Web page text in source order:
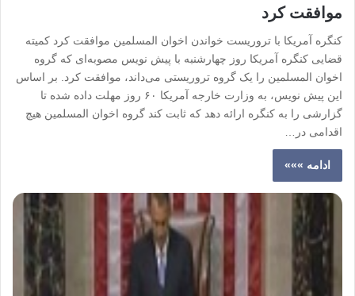
موافقت کرد
کنگره آمریکا با تروریست خواندن اخوان المسلمین موافقت کرد کمیته
قضایی کنگره آمریکا روز چهارشنبه با پیش نویس مصوبه‌ای که گروه
اخوان المسلمین را یک گروه تروریستی می‌داند، موافقت کرد. بر اساس
این پیش نویس، به وزارت خارجه آمریکا ۶۰ روز مهلت داده شده تا
گزارشی را به کنگره ارائه دهد که ثابت کند گروه اخوان المسلمین هیچ
اقدامی در…
ادامه »»»